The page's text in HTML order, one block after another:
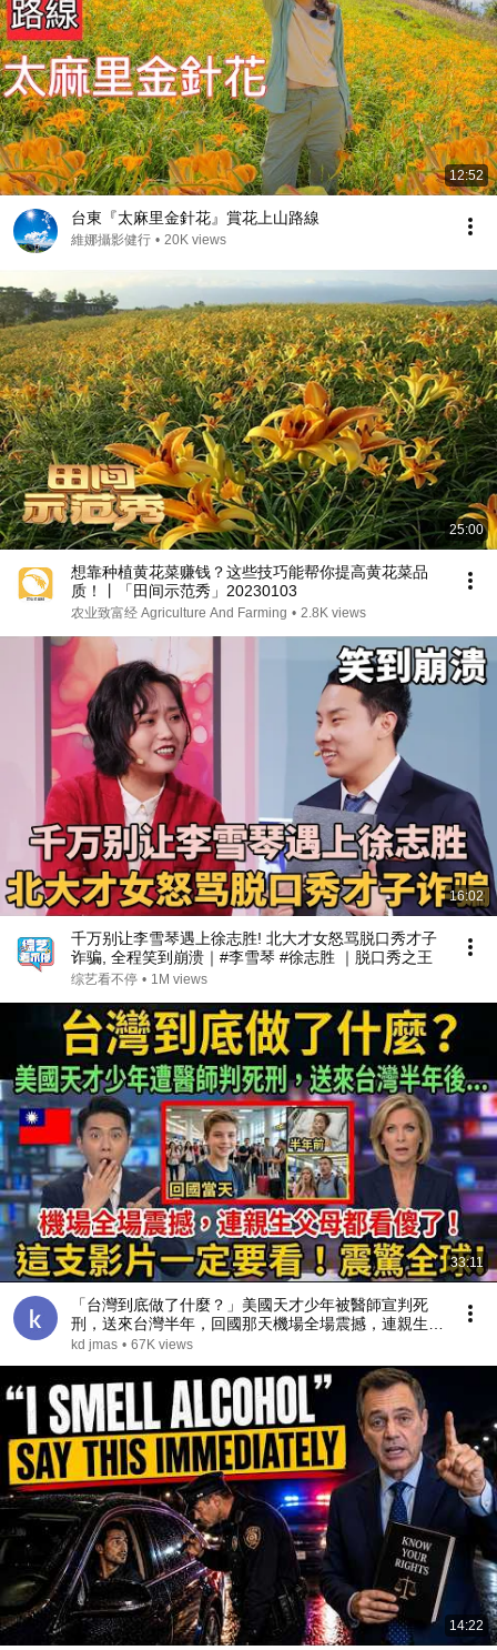
12:52
台東『太麻里金針花』賞花上山路線
維娜攝影健行 • 20K views
25:00
想靠种植黄花菜赚钱？这些技巧能帮你提高黄花菜品
质！丨「田间示范秀」20230103
农业致富经 Agriculture And Farming • 2.8K views
16:02
千万别让李雪琴遇上徐志胜! 北大才女怒骂脱口秀才子
诈骗, 全程笑到崩溃｜#李雪琴 #徐志胜 ｜脱口秀之王
综艺看不停 • 1M views
33:11
「台灣到底做了什麼？」美國天才少年被醫師宣判死
刑，送來台灣半年，回國那天機場全場震撼，連親生父
母都看傻了！
kd jmas • 67K views
14:22